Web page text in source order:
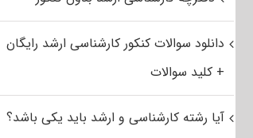
دانلود سوالات کنکور کارشناسی ارشد رایگان
+ کلید سوالات
آیا رشته کارشناسی و ارشد باید یکی باشد؟